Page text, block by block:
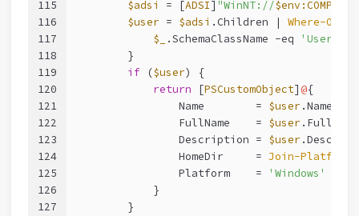
115
116
117
118
119
120
121
122
123
124
125
126
127
$adsi = [ADSI] "WinNT://
$user = $adsi .Children | Where-
$_
.SchemaClassName -eq 'User'
        }
if ($user) {
return [PSCustomObject] @{
                Name        =
$user .Name[
                FullName    =
$user
                Description =
$user
                HomeDir     =
Join-
                Platform    =
'Windows'
            }
        }